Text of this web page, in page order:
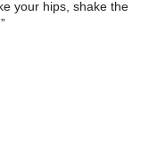
your hips, shake the